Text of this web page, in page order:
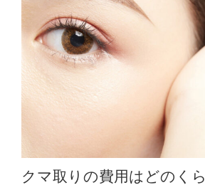
クマ取りの費用はどのくら